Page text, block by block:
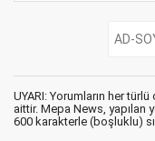
UYARI: Yorumların her
aittir. Mepa News, yapılan
600 karakterle (boşluklu)